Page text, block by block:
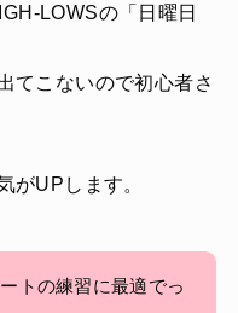
LOWSの「日曜日
てこないので初心者さ
がUPします。
トの練習に最適でっ